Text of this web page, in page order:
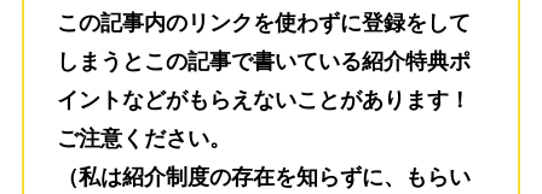
この記事内のリンクを使わずに登録をして
しまうとこの記事で書いている紹介特典ポ
イントなどがもらえないことがあります！
ご注意ください。
（私は紹介制度の存在を知らずに、もらい